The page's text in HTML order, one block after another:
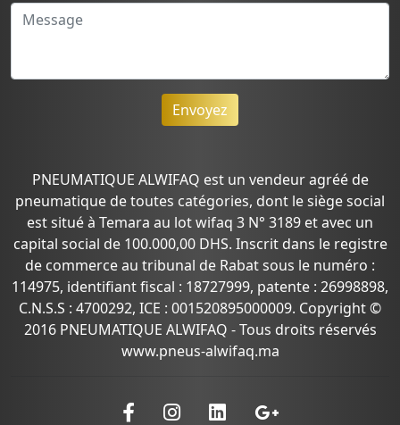
Envoyez
PNEUMATIQUE ALWIFAQ est un vendeur agréé de
pneumatique de toutes catégories, dont le siège social
est situé à Temara au lot wifaq 3 N° 3189 et avec un
capital social de 100.000,00 DHS. Inscrit dans le registre
de commerce au tribunal de Rabat sous le numéro :
114975, identifiant fiscal : 18727999, patente : 26998898,
C.N.S.S : 4700292, ICE : 001520895000009. Copyright ©
2016 PNEUMATIQUE ALWIFAQ - Tous droits réservés
www.pneus-alwifaq.ma